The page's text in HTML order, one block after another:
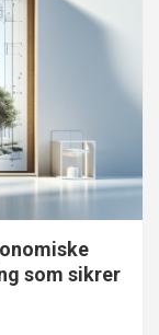
som sikrer